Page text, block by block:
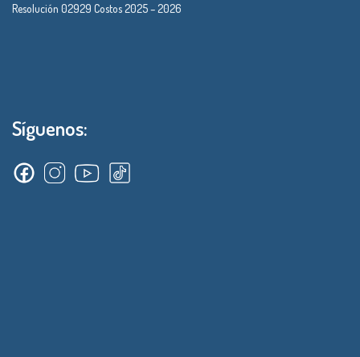
Resolución 02929 Costos 2025 – 2026
Síguenos: